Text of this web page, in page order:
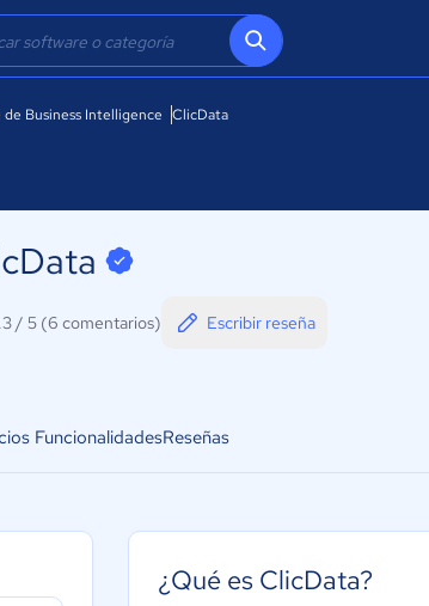
de Business Intelligence ClicData
/ 5 (6 comentarios) Escribir reseña
FuncionalidadesReseñas
¿Qué es ClicData?